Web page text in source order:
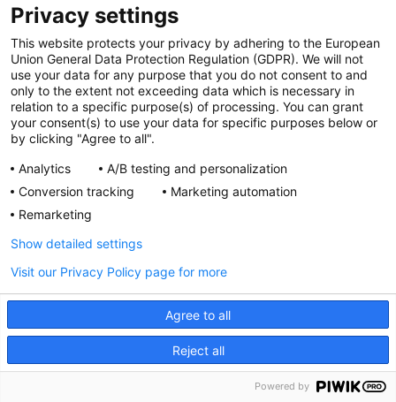
Pacjent po udarze
Pytania pacjentów i opiekunów z
odpowiedziami eksperta
CZYTAJ DALEJ
Privacy settings
This website protects your privacy by adhering to the European
Union General Data Protection Regulation (GDPR). We will not
use your data for any purpose that you do not consent to and
only to the extent not exceeding data which is necessary in
relation to a specific purpose(s) of processing. You can grant
your consent(s) to use your data for specific purposes below or
by clicking "Agree to all".
Analytics
A/B testing and personalization
Conversion tracking
Marketing automation
Remarketing
Agree to all
Reject all
Show detailed settings
Visit our Privacy Policy page for more
Powered by